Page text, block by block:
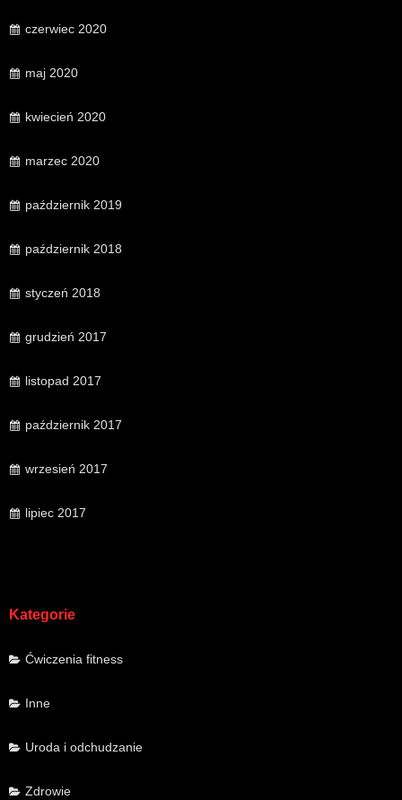
czerwiec 2020
maj 2020
kwiecień 2020
marzec 2020
październik 2019
październik 2018
styczeń 2018
grudzień 2017
listopad 2017
październik 2017
wrzesień 2017
lipiec 2017
Kategorie
Ćwiczenia fitness
Inne
Uroda i odchudzanie
Zdrowie